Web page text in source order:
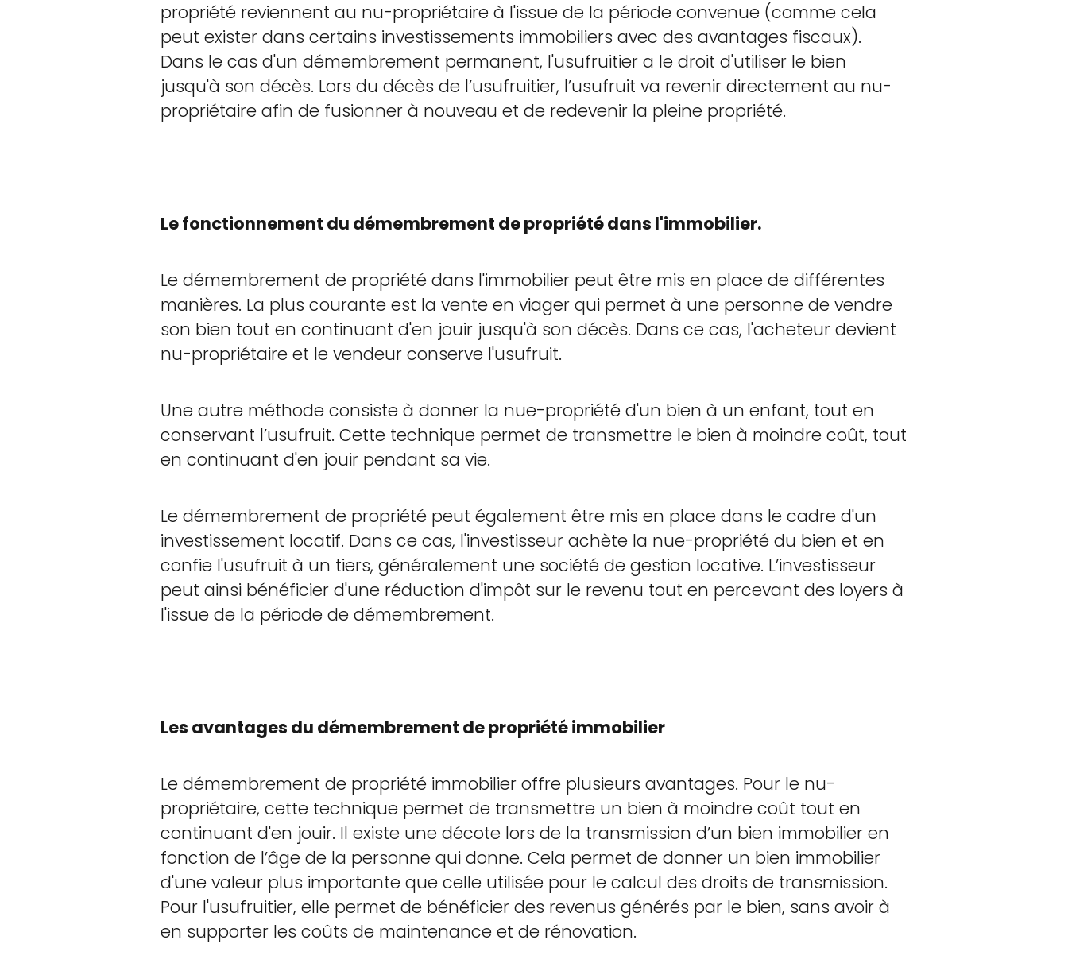
propriété reviennent au nu-propriétaire à l'issue de la période convenue (comme cela
peut exister dans certains investissements immobiliers avec des avantages fiscaux).
Dans le cas d'un démembrement permanent, l'usufruitier a le droit d'utiliser le bien
jusqu'à son décès. Lors du décès de l’usufruitier, l’usufruit va revenir directement au nu-
propriétaire afin de fusionner à nouveau et de redevenir la pleine propriété.
Le fonctionnement du démembrement de propriété dans l'immobilier.
Le démembrement de propriété dans l'immobilier peut être mis en place de différentes
manières. La plus courante est la vente en viager qui permet à une personne de vendre
son bien tout en continuant d'en jouir jusqu'à son décès. Dans ce cas, l'acheteur devient
nu-propriétaire et le vendeur conserve l'usufruit.
Une autre méthode consiste à donner la nue-propriété d'un bien à un enfant, tout en
conservant l’usufruit. Cette technique permet de transmettre le bien à moindre coût, tout
en continuant d'en jouir pendant sa vie.
Le démembrement de propriété peut également être mis en place dans le cadre d'un
investissement locatif. Dans ce cas, l'investisseur achète la nue-propriété du bien et en
confie l'usufruit à un tiers, généralement une société de gestion locative. L’investisseur
peut ainsi bénéficier d'une réduction d'impôt sur le revenu tout en percevant des loyers à
l'issue de la période de démembrement.
Les avantages du démembrement de propriété immobilier
Le démembrement de propriété immobilier offre plusieurs avantages. Pour le nu-
propriétaire, cette technique permet de transmettre un bien à moindre coût tout en
continuant d'en jouir. Il existe une décote lors de la transmission d’un bien immobilier en
fonction de l’âge de la personne qui donne. Cela permet de donner un bien immobilier
d'une valeur plus importante que celle utilisée pour le calcul des droits de transmission.
Pour l'usufruitier, elle permet de bénéficier des revenus générés par le bien, sans avoir à
en supporter les coûts de maintenance et de rénovation.